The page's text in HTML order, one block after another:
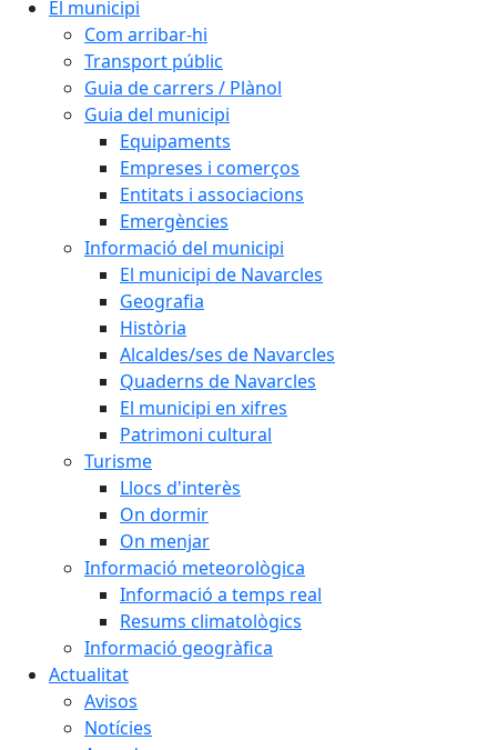
El municipi
Com arribar-hi
Transport públic
Guia de carrers / Plànol
Guia del municipi
Equipaments
Empreses i comerços
Entitats i associacions
Emergències
Informació del municipi
El municipi de Navarcles
Geografia
Història
Alcaldes/ses de Navarcles
Quaderns de Navarcles
El municipi en xifres
Patrimoni cultural
Turisme
Llocs d'interès
On dormir
On menjar
Informació meteorològica
Informació a temps real
Resums climatològics
Informació geogràfica
Actualitat
Avisos
Notícies